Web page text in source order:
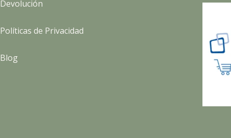
Devolución
Políticas de Privacidad
Blog